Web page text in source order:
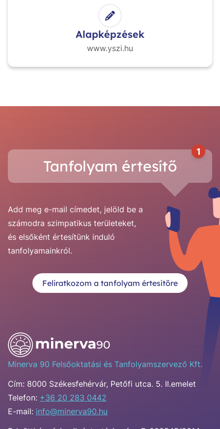
Alapképzések
www.yszi.hu
Tanfolyam értesítő
1
Add meg e-mail címedet, jelöld be a
számodra szimpatikus területeket,
és elsőként értesítünk induló
tanfolyamainkról.
Feliratkozom a tanfolyam értesítőre
Minerva 90 Felsőoktatási és Tanfolyamszervező Kft.
Cím: 8000 Székesfehérvár, Petőfi utca. 5. II.emelet
Telefon: +36 20 283 0442
E-mail: info@minerva90.hu